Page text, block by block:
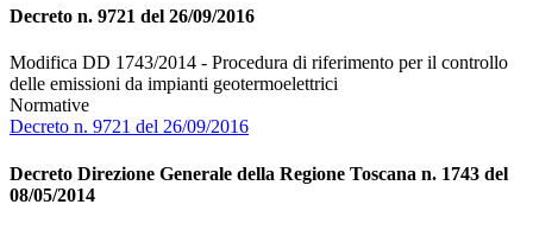
Decreto n. 9721 del 26/09/2016
Modifica DD 1743/2014 - Procedura di riferimento per il controllo
delle emissioni da impianti geotermoelettrici
Normative
Decreto n. 9721 del 26/09/2016
Decreto Direzione Generale della Regione Toscana n. 1743 del
08/05/2014